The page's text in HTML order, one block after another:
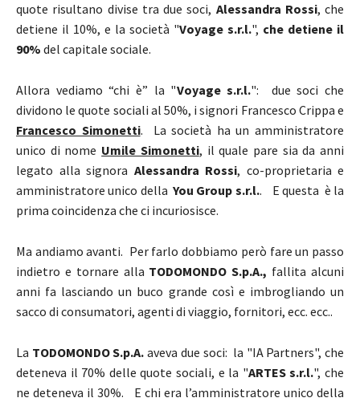
quote risultano divise tra due soci, Alessandra Rossi, che
detiene il 10%, e la società "Voyage s.r.l.", che detiene il
90% del capitale sociale.
Allora vediamo “chi è” la "Voyage s.r.l.": due soci che
dividono le quote sociali al 50%, i signori Francesco Crippa e
Francesco Simonetti. La società ha un amministratore
unico di nome Umile Simonetti, il quale pare sia da anni
legato alla signora Alessandra Rossi, co-proprietaria e
amministratore unico dellaYou Group s.r.l.. E questa è la
prima coincidenza che ci incuriosisce.
Ma andiamo avanti. Per farlo dobbiamo però fare un passo
indietro e tornare alla TODOMONDO S.p.A., fallita alcuni
anni fa lasciando un buco grande così e imbrogliando un
sacco di consumatori, agenti di viaggio, fornitori, ecc. ecc..
La TODOMONDO S.p.A. aveva due soci: la "IA Partners", che
deteneva il 70% delle quote sociali, e la "ARTES s.r.l.", che
ne deteneva il 30%. E chi era l’amministratore unico della